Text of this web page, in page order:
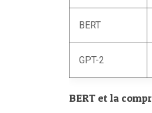
BERT
GPT-2
BERT et la